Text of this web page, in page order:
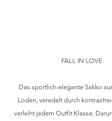
FALL IN LOVE
Das sportlich-elegante Sakko
Loden, veredelt durch
verleiht jedem Outfit Klasse.